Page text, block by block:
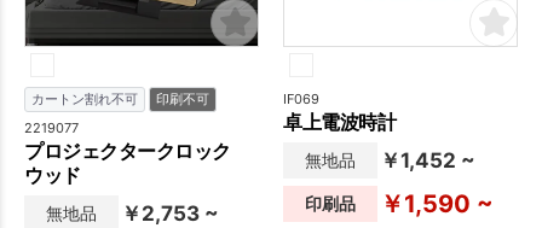
目の影響を受ける場合がござ
います。
カートン割れ不可 印刷不可
2219077
プロジェクタークロック
ウッド
無地品 ￥2,753 ~
IF069
卓上電波時計
無地品 ￥1,452 ~
印刷品 ￥1,590 ~